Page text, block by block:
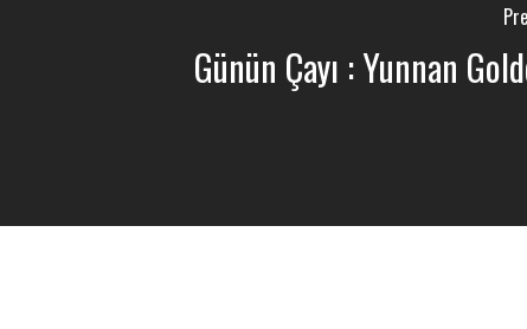
Günün Çayı : Yunnan